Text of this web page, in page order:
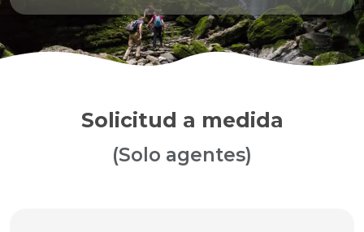
Solicitud a medida
(Solo agentes)